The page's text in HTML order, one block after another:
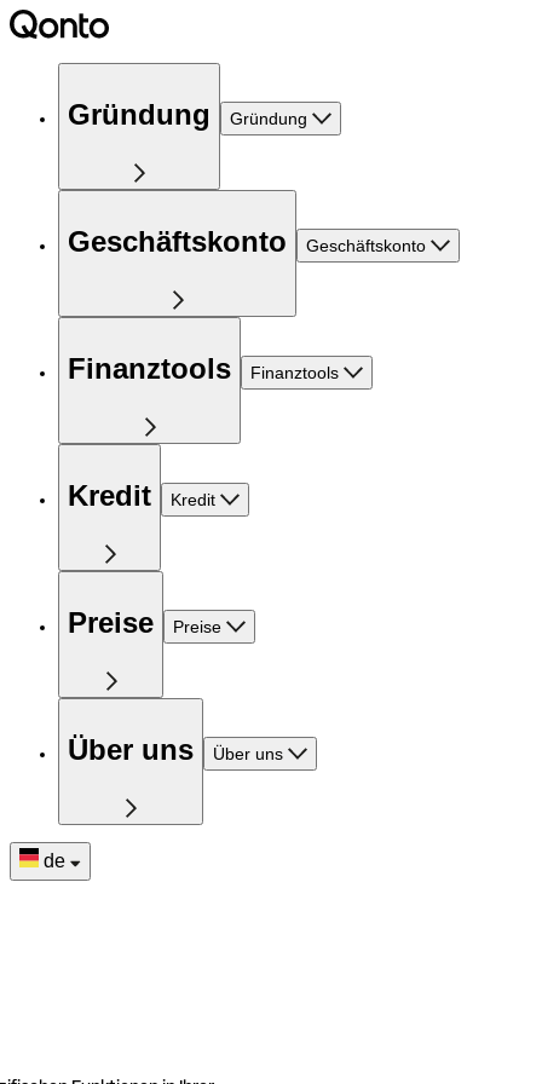
Gründung Gründung
Geschäftskonto Geschäftskonto
Finanztools Finanztools
Kredit Kredit
Preise Preise
Über uns Über uns
de